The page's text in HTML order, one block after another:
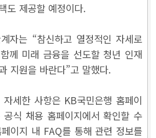
도 제공할 예정이다.
자는 “참신하고 열정적인 자세로
께 미래 금융을 선도할 청년 인재
지원을 바란다”고 말했다.
세한 사항은 KB국민은행 홈페이
식 채용 홈페이지에서 확인할 수
이지 내 FAQ를 통해 관련 정보를